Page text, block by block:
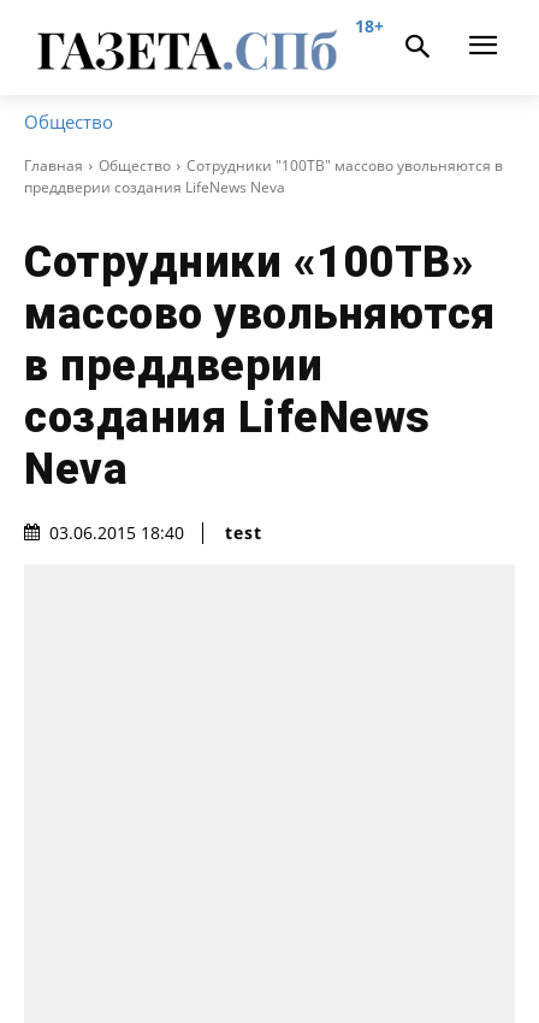
18+
Общество
Главная Общество
Сотрудники "100ТВ" массово увольняются в
преддверии создания LifeNews Neva
Сотрудники «100ТВ»
массово увольняются
в преддверии
создания LifeNews
Neva
03.06.2015 18:40 test